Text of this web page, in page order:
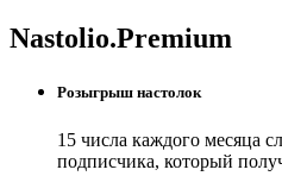
Nastolio.Premium
Розыгрыш настолок
15 числа каждого месяца
подписчика, который